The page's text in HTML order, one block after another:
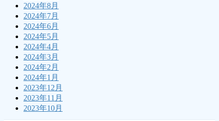
2024年8月
2024年7月
2024年6月
2024年5月
2024年4月
2024年3月
2024年2月
2024年1月
2023年12月
2023年11月
2023年10月